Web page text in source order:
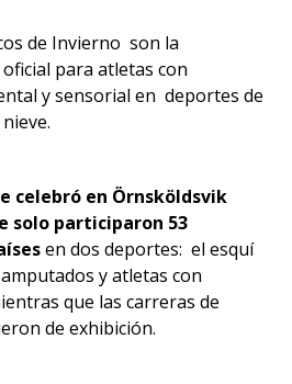
de Invierno son la
para atletas con
y sensorial en deportes de
celebró en Örnsköldsvik
solo participaron 53
en dos deportes: el esquí
y atletas con
que las carreras de
de exhibición.